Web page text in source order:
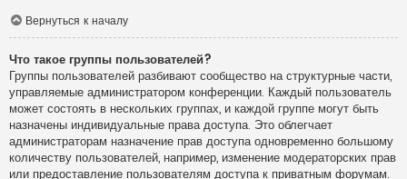
Вернуться к началу
Что такое группы пользователей?
Группы пользователей разбивают сообщество на структурные части,
управляемые администратором конференции. Каждый пользователь
может состоять в нескольких группах, и каждой группе могут быть
назначены индивидуальные права доступа. Это облегчает
администраторам назначение прав доступа одновременно большому
количеству пользователей, например, изменение модераторских прав
или предоставление пользователям доступа к приватным форумам.